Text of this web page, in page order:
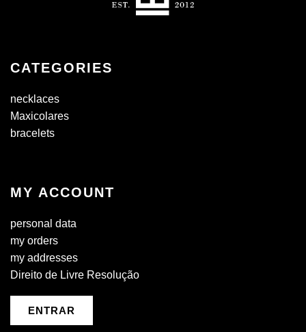
CATEGORIES
necklaces
Maxicolares
bracelets
MY ACCOUNT
personal data
my orders
my addresses
Direito de Livre Resolução
ENTRAR